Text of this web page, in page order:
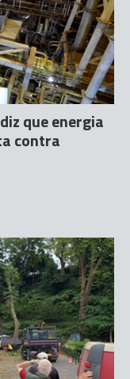
que energia
contra